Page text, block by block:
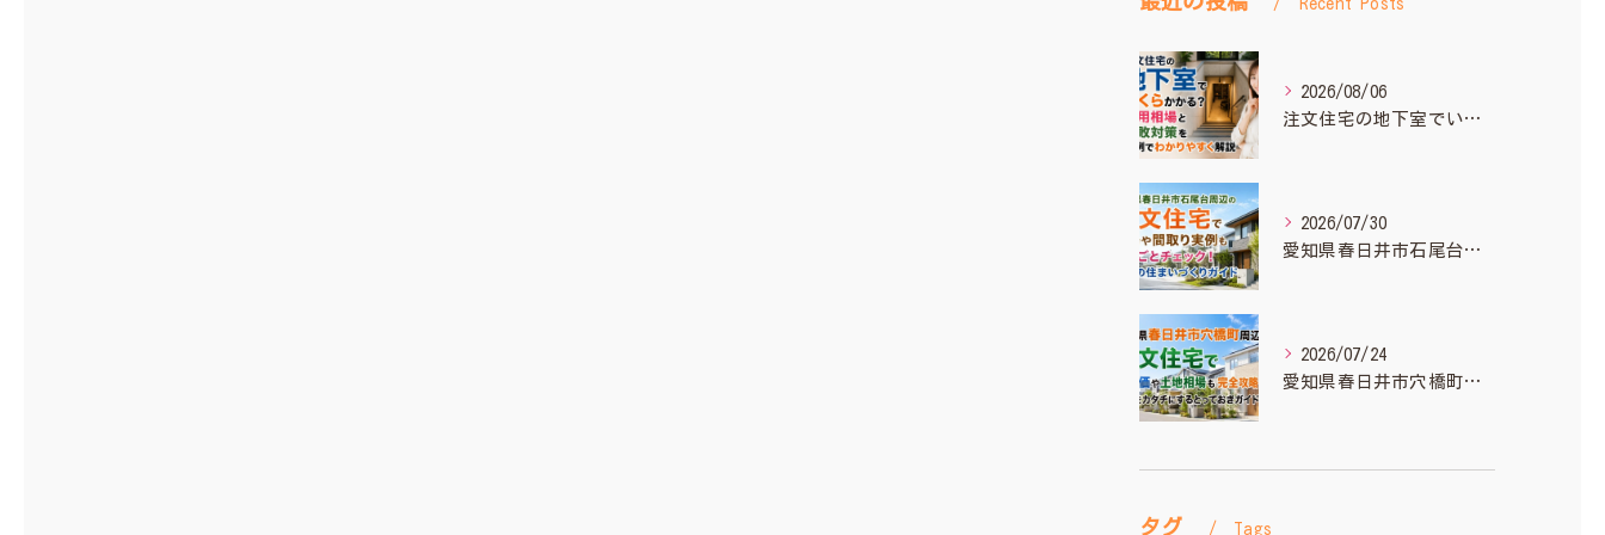
2026/08/06
注文住宅の地下室でいくらかかる？費用相場と失敗対策を実例でわかりやすく解説
2026/07/30
愛知県春日井市石尾台周辺の注文住宅で相場や間取り実例もまるごとチェック！理想の住まいづくりガイド
2026/07/24
愛知県春日井市穴橋町周辺の注文住宅で坪単価や土地相場も完全攻略！理想をカタチにするとっておきガイド
タグ Tags